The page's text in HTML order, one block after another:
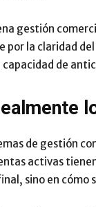
gestión
por la claridad
de
de gestión
activas
sino en cómo